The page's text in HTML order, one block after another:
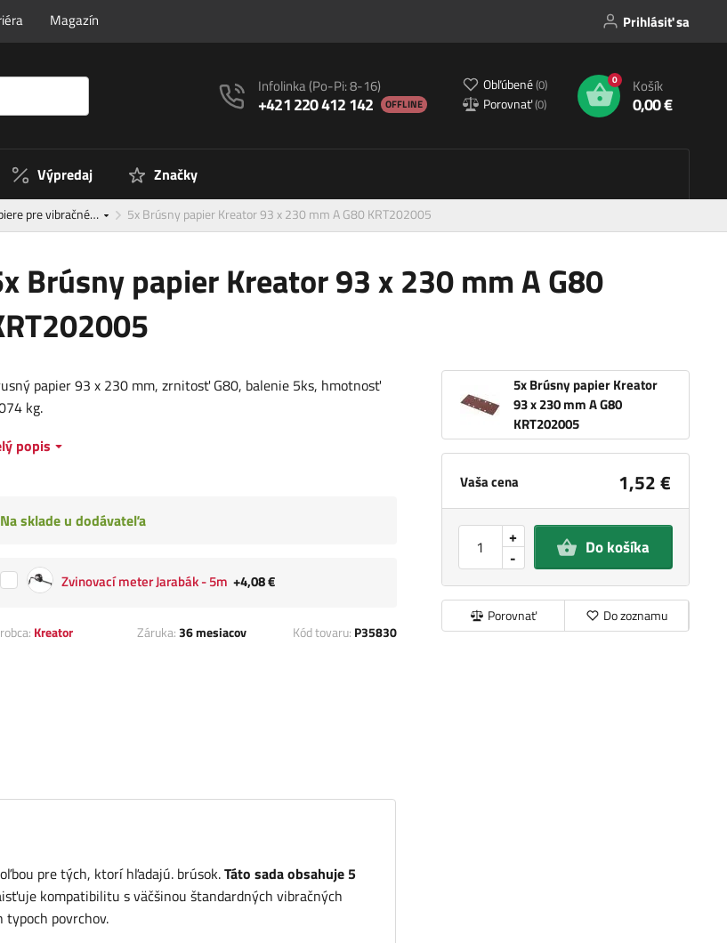
Magazín Prihlásiť sa
Infolinka(Po-Pi: 8-16)
+421 220 412 142 OFFLINE
Obľúbené(0)
Porovnať(0)
0 Košík
0,00 €
Výpredaj Značky
pre vibračné… 5x Brúsny papier Kreator 93 x 230 mm A G80 KRT202005
Brúsny papier Kreator 93 x 230 mm A G80
5x Brúsny papier Kreator
93 x 230 mm A G80
KRT202005
Vaša cena 1,52 €
-
+ Do košíka
Porovnať Do zoznamu
papier 93 x 230 mm, zrnitosť G80, balenie 5ks, hmotnosť
kg.
popis
Na sklade u dodávateľa
Zvinovací meter Jarabák - 5m +4,08 €
Kreator Záruka:36 mesiacov Kód tovaru: P35830
pre tých, ktorí hľadajú. brúsok.Táto sada obsahuje 5
kompatibilitu s väčšinou štandardných vibračných
povrchov.